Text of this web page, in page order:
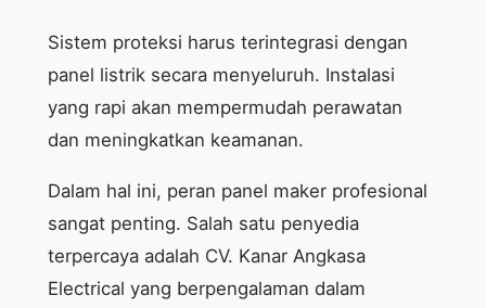
Sistem proteksi harus terintegrasi dengan
panel listrik secara menyeluruh. Instalasi
yang rapi akan mempermudah perawatan
dan meningkatkan keamanan.
Dalam hal ini, peran panel maker profesional
sangat penting. Salah satu penyedia
terpercaya adalah CV. Kanar Angkasa
Electrical yang berpengalaman dalam